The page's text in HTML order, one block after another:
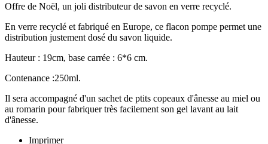
Offre de Noël, un joli distributeur de savon en verre recyclé.
En verre recyclé et fabriqué en Europe, ce flacon pompe permet une
distribution justement dosé du savon liquide.
Hauteur : 19cm, base carrée : 6*6 cm.
Contenance :250ml.
Il sera accompagné d'un sachet de ptits copeaux d'ânesse au miel ou
au romarin pour fabriquer très facilement son gel lavant au lait
d'ânesse.
Imprimer